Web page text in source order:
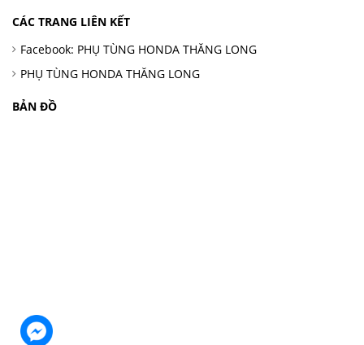
CÁC TRANG LIÊN KẾT
Facebook: PHỤ TÙNG HONDA THĂNG LONG
PHỤ TÙNG HONDA THĂNG LONG
BẢN ĐỒ